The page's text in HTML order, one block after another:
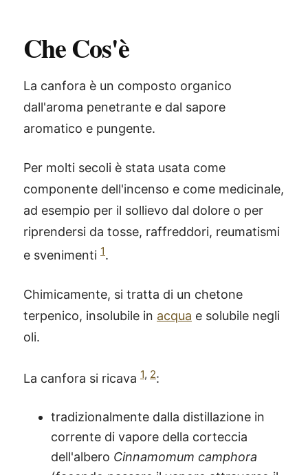
Che Cos'è
La canfora è un composto organico
dall'aroma penetrante e dal sapore
aromatico e pungente.
Per molti secoli è stata usata come
componente dell'incenso e come medicinale,
ad esempio per il sollievo dal dolore o per
riprendersi da tosse, raffreddori, reumatismi
e svenimenti 1.
Chimicamente, si tratta di un chetone
terpenico, insolubile in acqua e solubile negli
oli.
La canfora si ricava 1, 2:
tradizionalmente dalla distillazione in
corrente di vapore della corteccia
dell'albero Cinnamomum camphora